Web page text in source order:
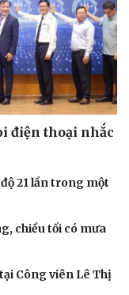
điện thoại nhắc
21 lần trong một
chiều tối có mưa
Công viên Lê Thị